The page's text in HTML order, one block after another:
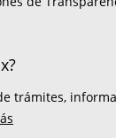
trámites,